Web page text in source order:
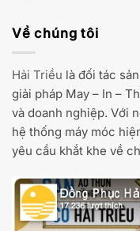
Về chúng tôi
Hải Triều là đối tác
giải pháp May – In –
và doanh nghiệp. Với
hệ thống máy móc
yêu cầu khắt khe về